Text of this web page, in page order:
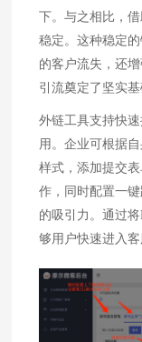
下。与之相比，
稳定。这种稳定
的客户流失，还
引流奠定了坚实基
外链工具支持快
用。企业可根据
样式，添加提交
作，同时配置一
的吸引力。通过
够用户快速进入